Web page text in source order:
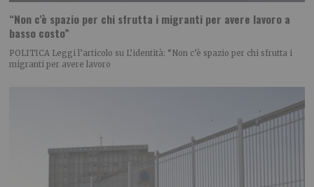
“Non c’è spazio per chi sfrutta i migranti per avere lavoro a
basso costo”
POLITICA Leggi l’articolo su L’identità: “Non c’è spazio per chi sfrutta i
migranti per avere lavoro